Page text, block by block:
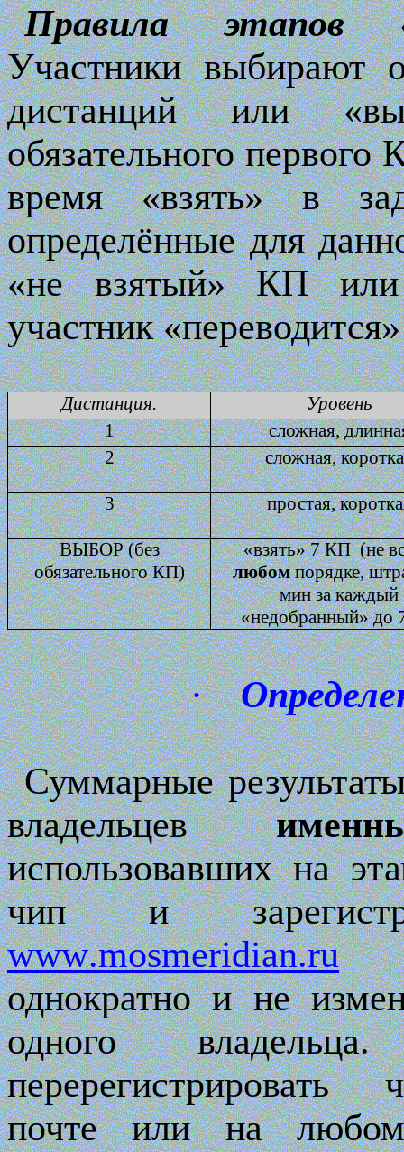
Правила этапов
Участники выбирают
дистанций или
обязательного
время «взять» в
определённые для
«не взятый» КП
участник
Дистанция.
Уровень
1
сложная,
2
сложная,
3 простая,
ВЫБОР (без
обязательного КП)
«взять» 7 КП (не
любомпорядке,
мин за каждый
«недобранный» до
·
Суммарные
владельцев
использовавших на
чип и
www.mosmeridian.ru
однократно и не
одного
перерегистрировать
почте или на